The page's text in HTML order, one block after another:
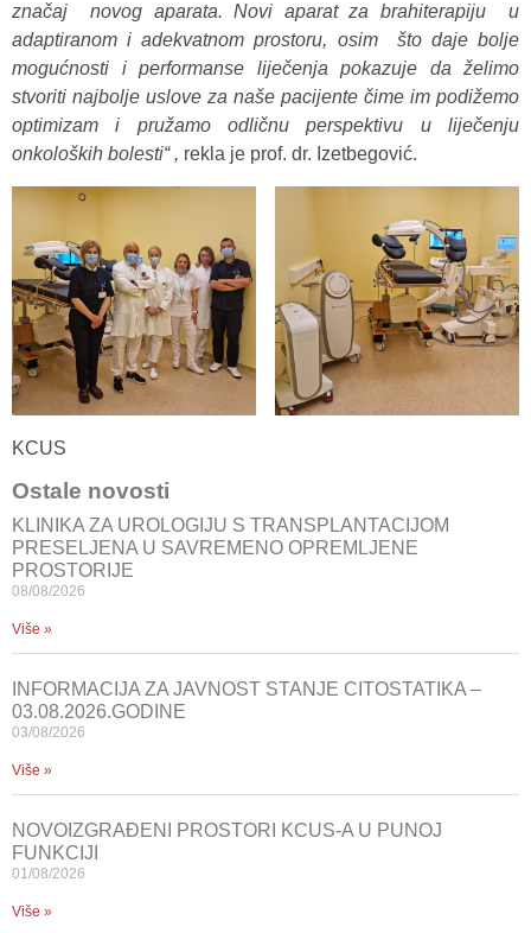
značaj novog aparata. Novi aparat za brahiterapiju u
adaptiranom i adekvatnom prostoru, osim što daje bolje
mogućnosti i performanse liječenja pokazuje da želimo
stvoriti najbolje uslove za naše pacijente čime im podižemo
optimizam i pružamo odličnu perspektivu u liječenju
onkoloških bolesti“ , rekla je prof. dr. Izetbegović.
KCUS
Ostale novosti
KLINIKA ZA UROLOGIJU S TRANSPLANTACIJOM
PRESELJENA U SAVREMENO OPREMLJENE
PROSTORIJE
08/08/2026
Više »
INFORMACIJA ZA JAVNOST STANJE CITOSTATIKA –
03.08.2026.GODINE
03/08/2026
Više »
NOVOIZGRAĐENI PROSTORI KCUS-A U PUNOJ
FUNKCIJI
01/08/2026
Više »